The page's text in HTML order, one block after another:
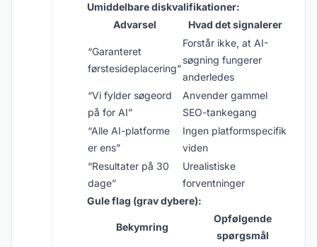
Umiddelbare diskvalifikationer:
Advarsel
Hvad det signalerer
“Garanteret
førstesideplacering”
Forstår ikke, at AI-
søgning fungerer
anderledes
“Vi fylder søgeord
på for AI”
Anvender gammel
SEO-tankegang
“Alle AI-platforme
er ens”
Ingen platformspecifik
viden
“Resultater på 30
dage”
Urealistiske
forventninger
Gule flag (grav dybere):
Bekymring
Opfølgende
spørgsmål